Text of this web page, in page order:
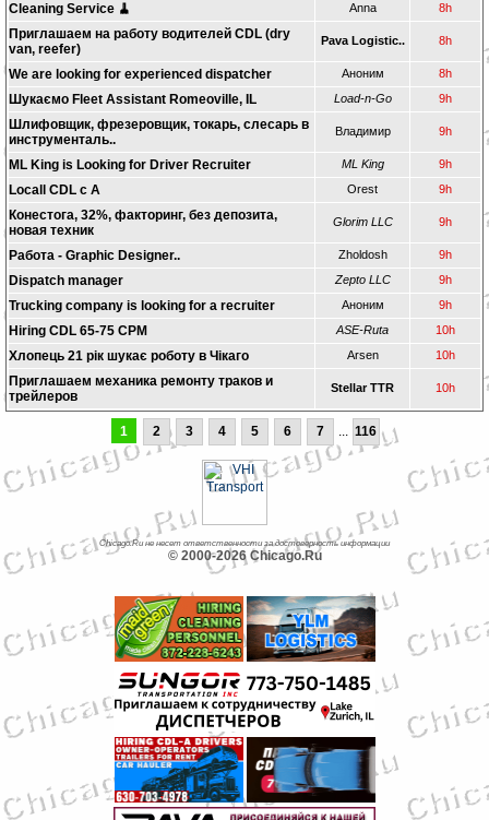
Cleaning Service 🧹 Anna 8h
Приглашаем на работу водителей CDL (dry
van, reefer)
Pava Logistic.. 8h
We are looking for experienced dispatcher Аноним 8h
Шукаємо Fleet Assistant Romeoville, IL Load-n-Go 9h
Шлифовщик, фрезеровщик, токарь, слесарь в
инструменталь..
Владимир 9h
ML King is Looking for Driver Recruiter ML King 9h
Locall CDL c A Orest 9h
Конестога, 32%, факторинг, без депозита,
новая техник
Glorim LLC 9h
Работа - Graphic Designer.. Zholdosh 9h
Dispatch manager Zepto LLC 9h
Trucking company is looking for a recruiter Аноним 9h
Hiring CDL 65-75 CPM ASE-Ruta 10h
Хлопець 21 рік шукає роботу в Чікаго Arsen 10h
Приглашаем механика ремонту траков и
трейлеров
Stellar TTR 10h
1 2 3 4 5 6 7 ... 116
Chicago.Ru не несет ответственности за достоверность информации
© 2000-2026 Chicago.Ru